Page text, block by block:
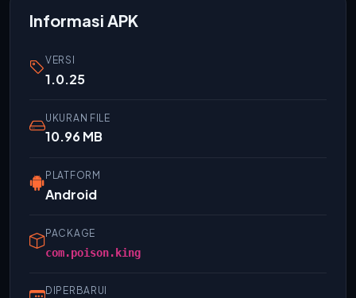
Informasi APK
VERSI
1.0.25
UKURAN FILE
10.96 MB
PLATFORM
Android
PACKAGE
com.poison.king
DIPERBARUI